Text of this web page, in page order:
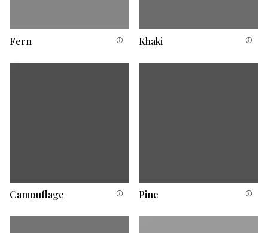
Fern Khaki
Camouflage Pine